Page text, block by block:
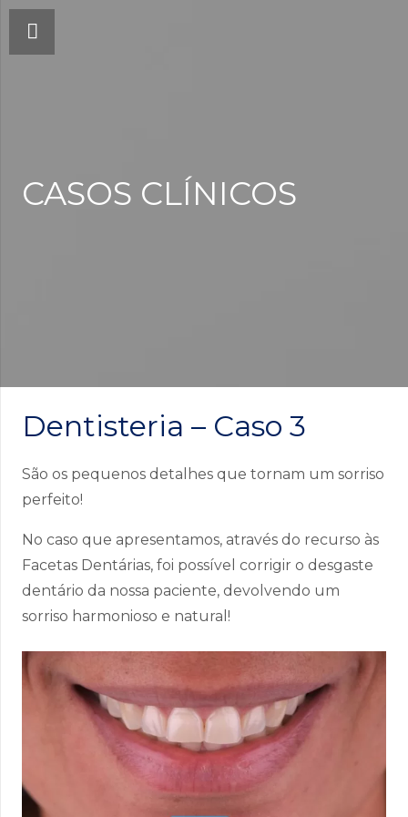
CASOS CLÍNICOS
Dentisteria – Caso 3
São os pequenos detalhes que tornam um sorriso
perfeito!
No caso que apresentamos, através do recurso às
Facetas Dentárias, foi possível corrigir o desgaste
dentário da nossa paciente, devolvendo um
sorriso harmonioso e natural!